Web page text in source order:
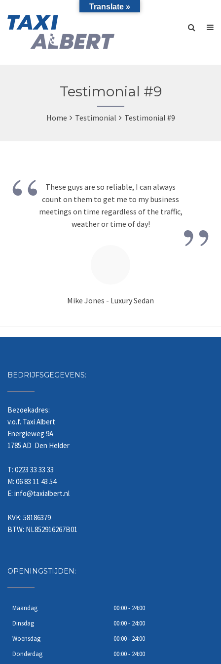
Testimonial #9
Home Testimonial Testimonial #9
“
These guys are so reliable, I can always
count on them to get me to my business
meetings on time regardless of the traffic,
weather or time of day!
”
Mike Jones - Luxury Sedan
BEDRIJFSGEGEVENS:
Bezoekadres:
v.o.f. Taxi Albert
Energieweg 9A
1785 AD Den Helder
T: 0223 33 33 33
M: 06 83 11 43 54
E: info@taxialbert.nl
KVK: 58186379
BTW: NL852916267B01
OPENINGSTIJDEN:
Maandag
00:00 - 24:00
Dinsdag
00:00 - 24:00
Woensdag
00:00 - 24:00
Donderdag
00:00 - 24:00
Translate »